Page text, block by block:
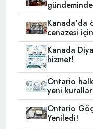
Kanada'da
cenazesi
Kanada
hizmet!
Ontario
yeni kurallar
Ontario
Yeniledi!